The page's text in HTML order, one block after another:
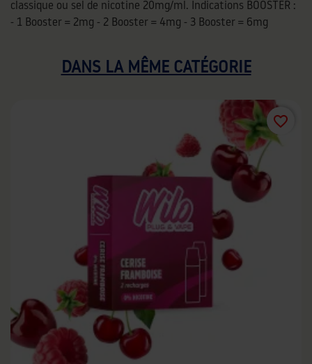
classique ou sel de nicotine 20mg/ml. Indications BOOSTER :
- 1 Booster = 2mg - 2 Booster = 4mg - 3 Booster = 6mg
DANS LA MÊME CATÉGORIE
favorite_border